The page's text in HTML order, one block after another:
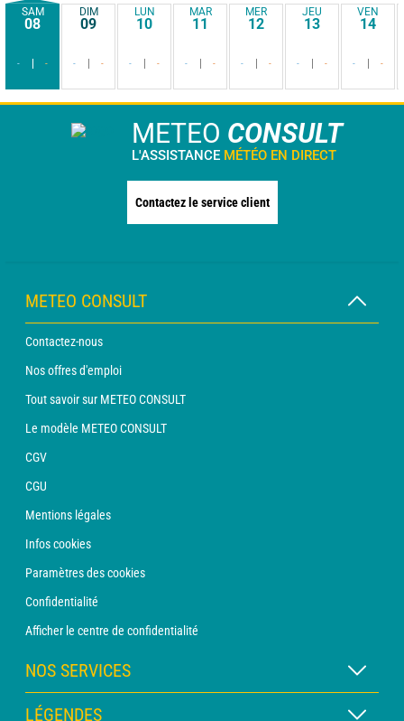
SAM
08
- -
DIM
09
- -
LUN
10
- -
MAR
11
- -
MER
12
- -
JEU
13
- -
VEN
14
- -
METEO CONSULT
L'ASSISTANCE MÉTÉO EN DIRECT
Contactez le service client
METEO CONSULT
Contactez-nous
Nos offres d'emploi
Tout savoir sur METEO CONSULT
Le modèle METEO CONSULT
CGV
CGU
Mentions légales
Infos cookies
Paramètres des cookies
Confidentialité
Afficher le centre de confidentialité
NOS SERVICES
Abonnement METEO Xpert
LÉGENDES